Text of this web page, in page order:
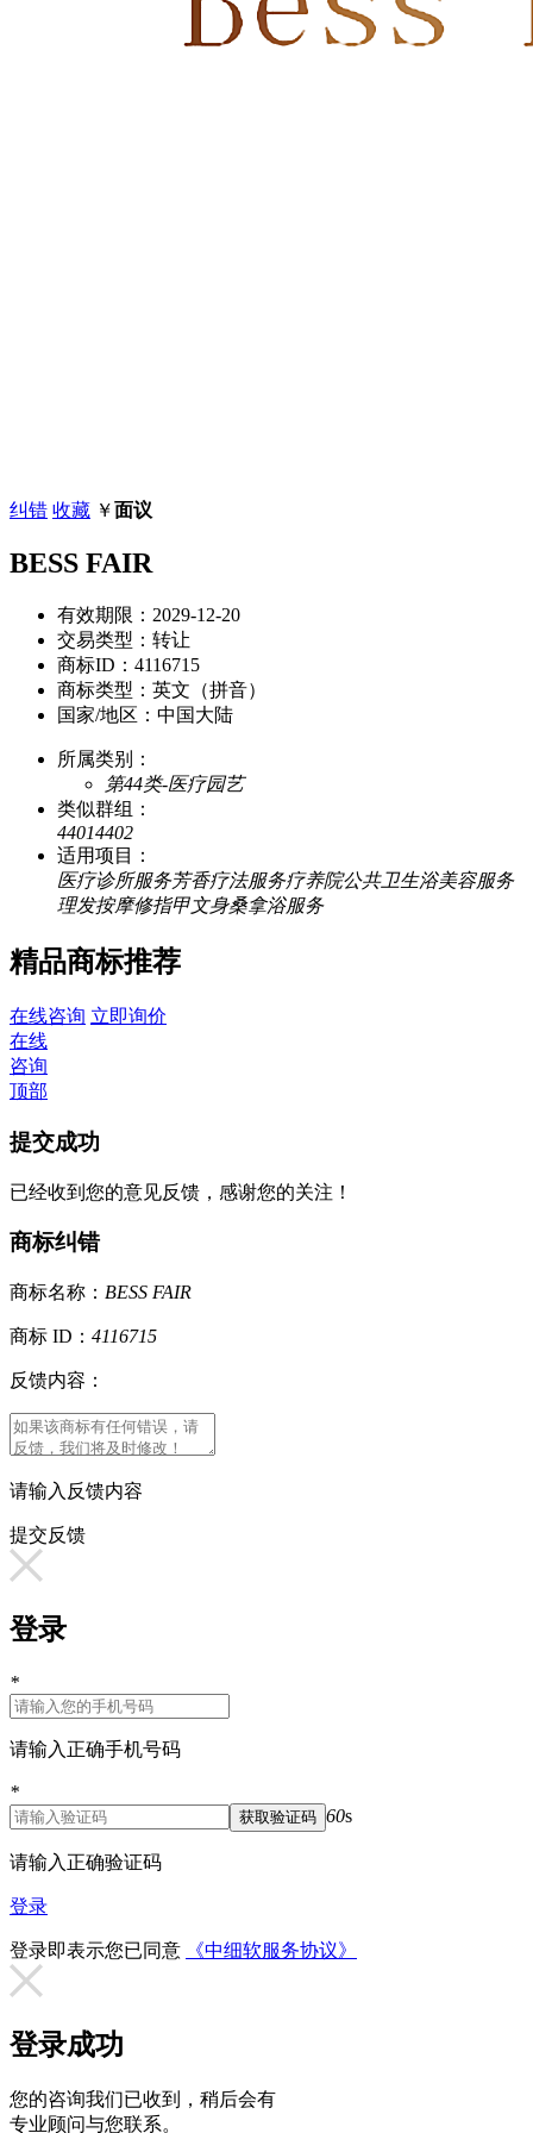
纠错 收藏 ￥面议
BESS FAIR
有效期限： 2029-12-20
交易类型： 转让
商标ID： 4116715
商标类型： 英文（拼音）
国家/地区： 中国大陆
所属类别：
第44类-医疗园艺
类似群组：
44014402
适用项目：
医疗诊所服务芳香疗法服务疗养院公共卫生浴美容服务
理发按摩修指甲文身桑拿浴服务
精品商标推荐
在线咨询 立即询价
在线
咨询
顶部
提交成功
已经收到您的意见反馈，感谢您的关注！
商标纠错
商标名称： BESS FAIR
商标 ID： 4116715
反馈内容：
请输入反馈内容
提交反馈
登录
*
请输入正确手机号码
*
60s
请输入正确验证码
登录
登录即表示您已同意 《中细软服务协议》
登录成功
您的咨询我们已收到，稍后会有
专业顾问与您联系。